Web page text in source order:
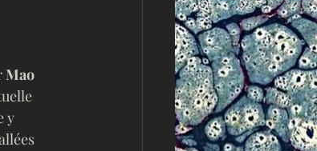
Mao
y